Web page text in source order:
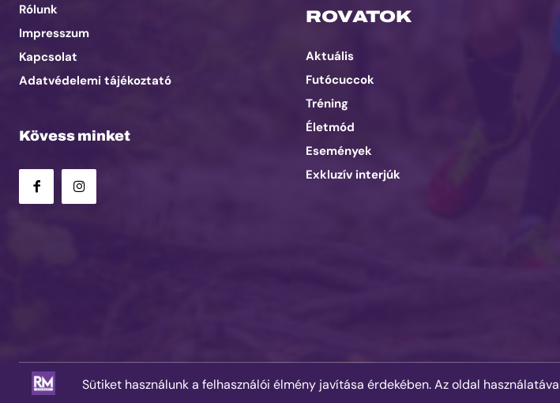
Rólunk
Impresszum
Kapcsolat
Adatvédelemi tájékoztató
Kövess minket
ROVATOK
Aktuális
Futócuccok
Tréning
Életmód
Események
Exkluzív interjúk
© 2025 Runner's Mag Hungary